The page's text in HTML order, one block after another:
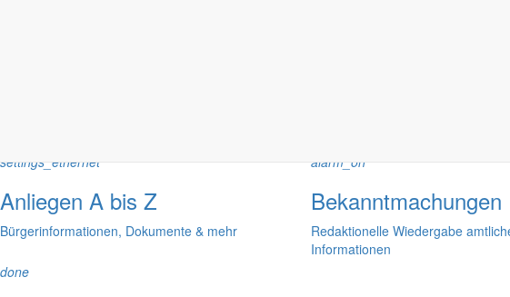
In der Rubrik “Rathaus” geht der Blick etwas weiter über die Markersdorfer
settings_ethernet
Anliegen A bis Z
Bürgerinformationen, Dokumente & mehr
alarm_on
Bekanntmachungen
Redaktionelle Wiedergabe
Informationen
done